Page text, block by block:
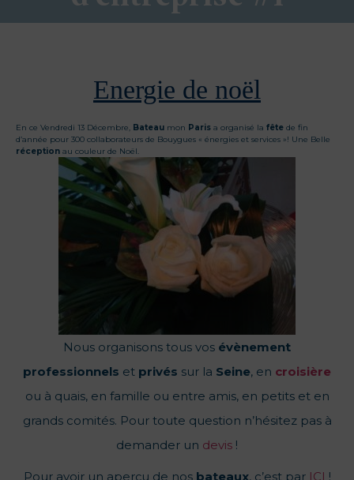
Energie de noël
En ce Vendredi 13 Décembre, Bateau mon Paris a organisé la fête de fin
d’année pour 300 collaborateurs de Bouygues « énergies et services »! Une Belle
réception au couleur de Noël.
Nous organisons tous vos évènement
professionnels et privés sur la Seine, en croisière
ou à quais, en famille ou entre amis, en petits et en
grands comités. Pour toute question n’hésitez pas à
demander un devis !
Pour avoir un aperçu de nos bateaux, c’est parICI !